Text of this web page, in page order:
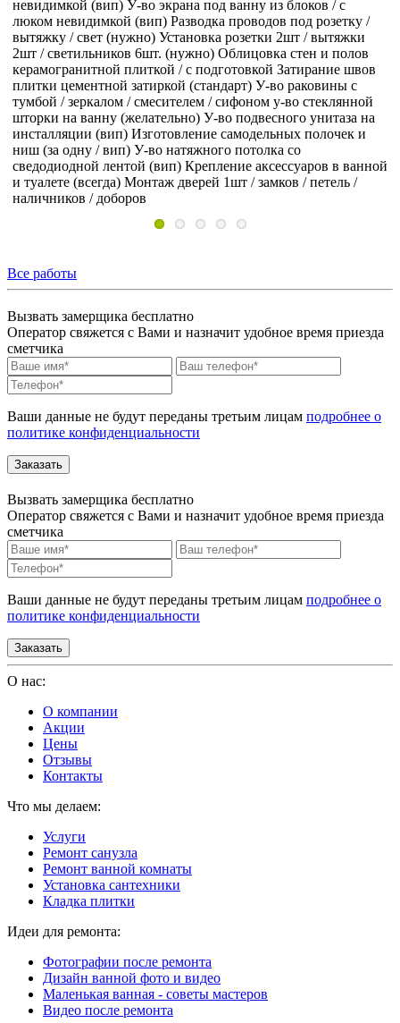
с
/
швов
с
на
и
ванной
/
невидимкой (вип) Разводка проводов под розетку /
/ свет (нужно) Установка розетки 2шт / вытяжки 2шт /
светильников 6шт. (нужно) Облицовка стен и полов
керамической плиткой / с подготовкой Затирание швов
плитки цементной затиркой (стандарт) У-во накладной
раковины на стиральную машинку / вместе со ст-й.м.
подвесного унитаза на инсталляции (вип) У-во
гигиенического душа возле унитаза (оправдывает себя)
самодельного поддона / с трапом / стеклянным
у-во реечного металлического потолка (редко 20%)
Крепление аксессуаров в ванной и туалете (всегда)
дверей 1шт / замков / петель / наличников / доборов
Все работы
Вызвать замерщика бесплатно
Оператор свяжется с Вами и назначит удобное время приезда
сметчика
Ваши данные не будут переданы третьим лицам подробнее о
политике конфиденциальности
Вызвать замерщика бесплатно
Оператор свяжется с Вами и назначит удобное время приезда
сметчика
Ваши данные не будут переданы третьим лицам подробнее о
политике конфиденциальности
О нас:
О компании
Акции
Цены
Отзывы
Контакты
Что мы делаем:
Услуги
Ремонт санузла
Ремонт ванной комнаты
Установка сантехники
Кладка плитки
Идеи для ремонта:
Фотографии после ремонта
Дизайн ванной фото и видео
Маленькая ванная - советы мастеров
Видео после ремонта